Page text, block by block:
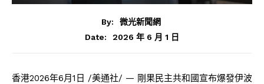
By:
微光新聞網
Date:
2026 年 6 月 1 日
香港2026年6月1日 /美通社/ — 剛果民主共和國宣布爆發伊波